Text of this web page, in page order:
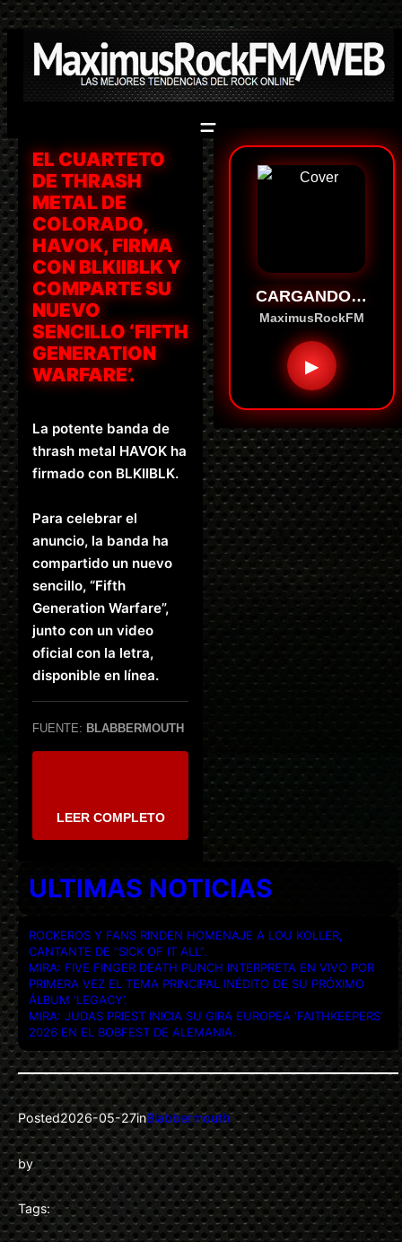
Saltar
contenido
EL CUARTETO
DE THRASH
METAL DE
COLORADO,
HAVOK, FIRMA
CON BLKIIBLK Y
COMPARTE SU
NUEVO
SENCILLO ‘FIFTH
GENERATION
WARFARE’.
La potente banda de
thrash metal HAVOK ha
firmado con BLKIIBLK.
Para celebrar el
anuncio, la banda ha
compartido un nuevo
sencillo, “Fifth
Generation Warfare”,
junto con un video
oficial con la letra,
disponible en línea.
FUENTE: BLABBERMOUTH
LEER COMPLETO
CARGANDO…
MaximusRockFM
▶
ULTIMAS NOTICIAS
ROCKEROS Y FANS RINDEN HOMENAJE A LOU KOLLER,
CANTANTE DE “SICK OF IT ALL”.
MIRA: FIVE FINGER DEATH PUNCH INTERPRETA EN VIVO POR
PRIMERA VEZ EL TEMA PRINCIPAL INÉDITO DE SU PRÓXIMO
ÁLBUM ‘LEGACY’.
MIRA: JUDAS PRIEST INICIA SU GIRA EUROPEA ‘FAITHKEEPERS’
2026 EN EL BOBFEST DE ALEMANIA.
Posted2026-05-27inBlabbermouth
by
Tags: